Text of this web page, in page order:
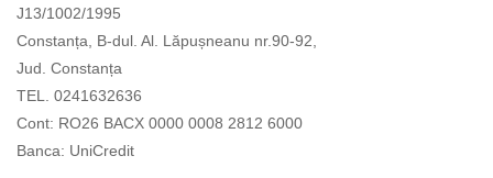
J13/1002/1995
Constanța, B-dul. Al. Lăpușneanu nr.90-92,
Jud. Constanța
TEL. 0241632636
Cont: RO26 BACX 0000 0008 2812 6000
Banca: UniCredit